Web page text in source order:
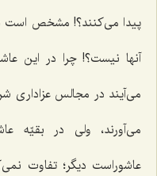
پیدا می‌کنند؟! مشخص است
آنها نیست؟! چرا در این
می‌آیند در مجالس عزاداری
می‌آورند، ولی در بقیّه
عاشوراست دیگر؛ تفاوت